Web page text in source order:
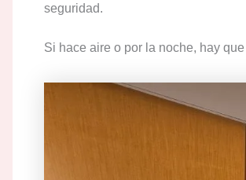
seguridad.
Si hace aire o por la noche, hay